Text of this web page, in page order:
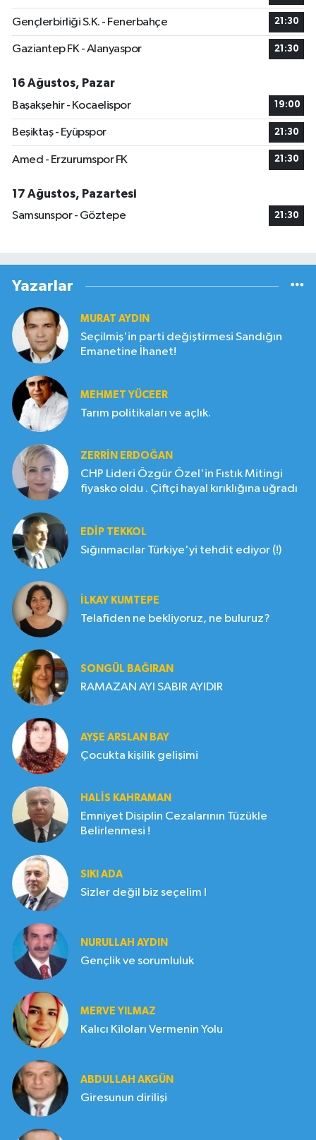
Gençlerbirliği S.K. - Fenerbahçe 21:30
Gaziantep FK - Alanyaspor 21:30
16 Ağustos, Pazar
Başakşehir - Kocaelispor
19:00
Beşiktaş - Eyüpspor 21:30
Amed - Erzurumspor FK 21:30
17 Ağustos, Pazartesi
Samsunspor - Göztepe
21:30
Yazarlar
MURAT AYDIN
Seçilmiş'in parti değiştirmesi Sandığın
Emanetine İhanet!
MEHMET YÜCEER
Tarım politikaları ve açlık.
ZERRIN ERDOĞAN
CHP Lideri Özgür Özel'in Fıstık Mitingi
fiyasko oldu . Çiftçi hayal kırıklığına uğradı
EDIP TEKKOL
Sığınmacılar Türkiye'yi tehdit ediyor (!)
İLKAY KUMTEPE
Telafiden ne bekliyoruz, ne buluruz?
SONGÜL BAĞIRAN
RAMAZAN AYI SABIR AYIDIR
AYŞE ARSLAN BAY
Çocukta kişilik gelişimi
HALIS KAHRAMAN
Emniyet Disiplin Cezalarının Tüzükle
Belirlenmesi !
SIKI ADA
Sizler değil biz seçelim !
NURULLAH AYDIN
Gençlik ve sorumluluk
MERVE YILMAZ
Kalıcı Kiloları Vermenin Yolu
ABDULLAH AKGÜN
Giresunun dirilişi